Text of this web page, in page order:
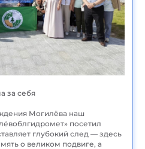
за себя
Могилёва наш
посетил
глубокий след — здесь
о великом подвиге, а